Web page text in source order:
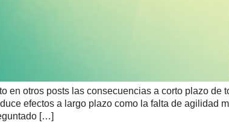
en otros posts las consecuencias a corto plazo
efectos a largo plazo como la falta de agilidad
[…]